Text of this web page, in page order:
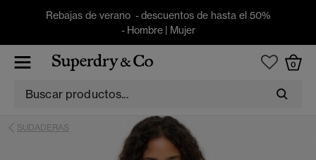
Rebajas de verano - descuentos de hasta el 50%
- Hombre| Mujer
0
SUDADERAS